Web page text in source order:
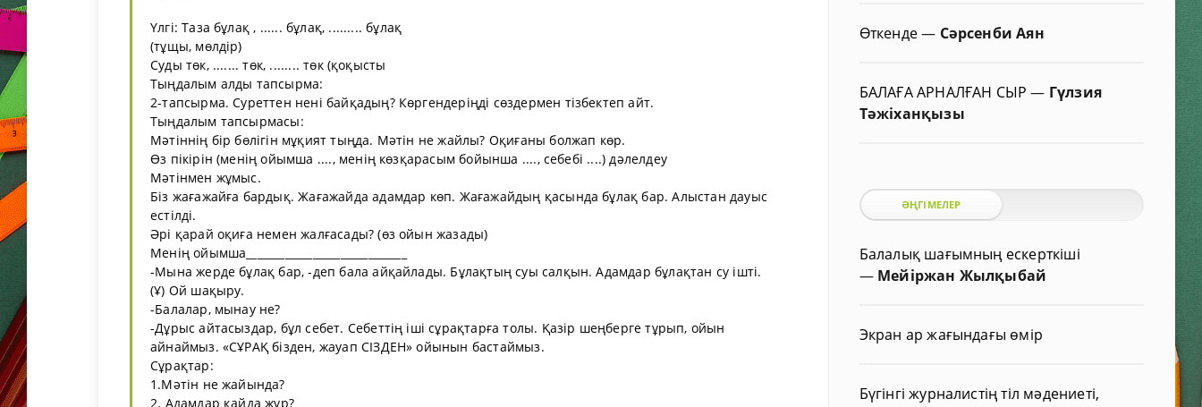
Үлгі: Таза бұлақ , ...... бұлақ, ......... бұлақ
(тұщы, мөлдір)
Суды төк, ....... төк, ........ төк (қоқысты
Тыңдалым алды тапсырма:
2-тапсырма. Суреттен нені байқадың? Көргендеріңді сөздермен тізбектеп айт.
Тыңдалым тапсырмасы:
Мәтіннің бір бөлігін мұқият тыңда. Мәтін не жайлы? Оқиғаны болжап көр.
Өз пікірін (менің ойымша ...., менің көзқарасым бойынша ...., себебі ....) дәлелдеу
Мәтінмен жұмыс.
Біз жағажайға бардық. Жағажайда адамдар көп. Жағажайдың қасында бұлақ бар. Алыстан дауыс
естілді.
Әрі қарай оқиға немен жалғасады? (өз ойын жазады)
Менің ойымша_____________________________
-Мына жерде бұлақ бар, -деп бала айқайлады. Бұлақтың суы салқын. Адамдар бұлақтан су ішті.
(Ұ) Ой шақыру.
-Балалар, мынау не?
-Дұрыс айтасыздар, бұл себет. Себеттің іші сұрақтарға толы. Қазір шеңберге тұрып, ойын
айнаймыз. «СҰРАҚ бізден, жауап СІЗДЕН» ойынын бастаймыз.
Сұрақтар:
1.Мәтін не жайында?
2. Адамдар қайда жүр?
Өткенде— Сәрсенби Аян
БАЛАҒА АРНАЛҒАН СЫР— Гүлзия
Тәжіханқызы
ӘҢГІМЕЛЕР
Балалық шағымның ескерткіші
— Мейіржан Жылқыбай
Экран ар жағындағы өмір
Бүгінгі журналистің тіл мәдениеті,